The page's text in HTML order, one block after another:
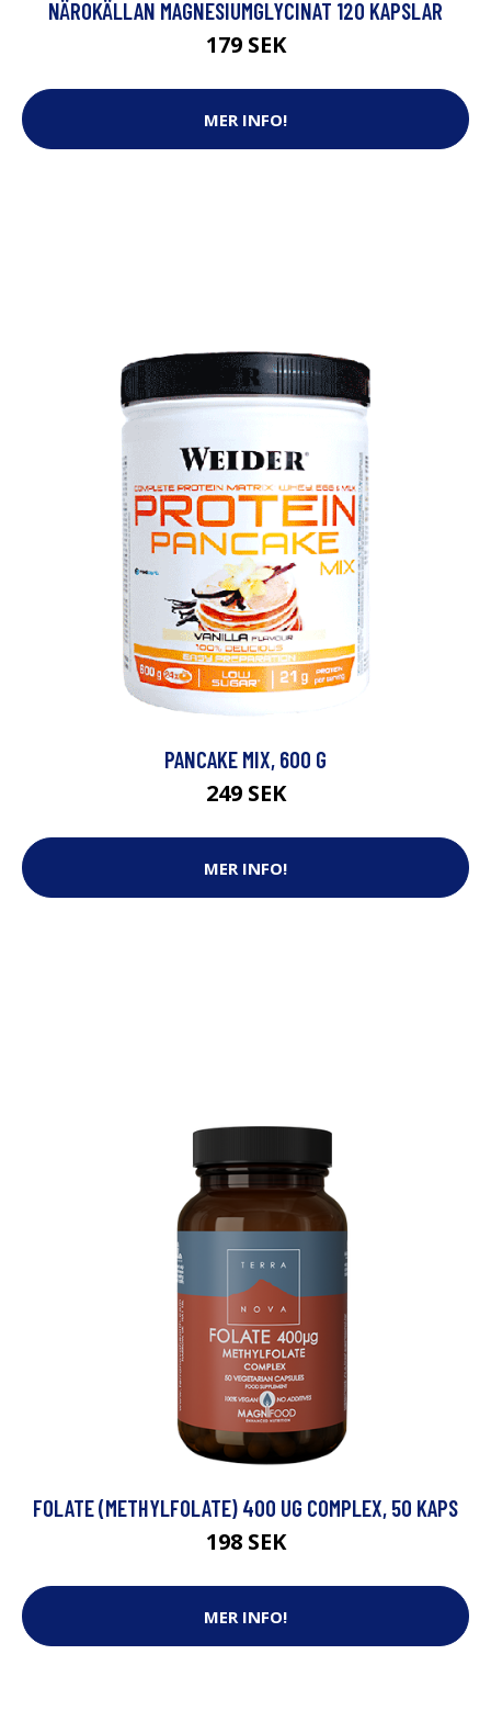
NÄROKÄLLAN MAGNESIUMGLYCINAT 120 KAPSLAR
179 SEK
MER INFO!
PANCAKE MIX, 600 G
249 SEK
MER INFO!
FOLATE (METHYLFOLATE) 400 UG COMPLEX, 50 KAPS
198 SEK
MER INFO!